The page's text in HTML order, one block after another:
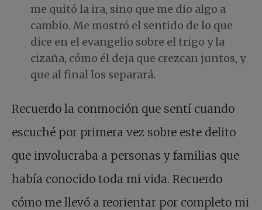
me quitó la ira, sino que me dio algo a
cambio. Me mostró el sentido de lo que
dice en el evangelio sobre el trigo y la
cizaña, cómo él deja que crezcan juntos, y
que al final los separará.
Recuerdo la conmoción que sentí cuando
escuché por primera vez sobre este delito
que involucraba a personas y familias que
había conocido toda mi vida. Recuerdo
cómo me llevó a reorientar por completo mi